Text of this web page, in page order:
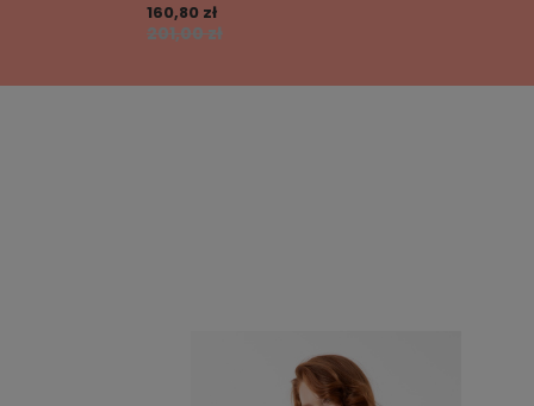
201,00 zł
160,80 zł